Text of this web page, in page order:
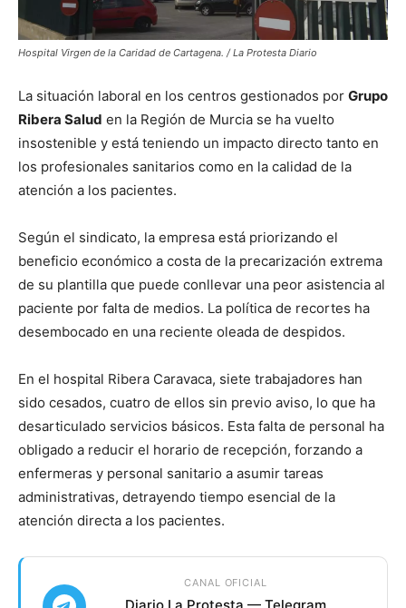
Hospital Virgen de la Caridad de Cartagena. / La Protesta Diario
La situación laboral en los centros gestionados por Grupo
Ribera Salud en la Región de Murcia se ha vuelto
insostenible y está teniendo un impacto directo tanto en
los profesionales sanitarios como en la calidad de la
atención a los pacientes.
Según el sindicato, la empresa está priorizando el
beneficio económico a costa de la precarización extrema
de su plantilla que puede conllevar una peor asistencia al
paciente por falta de medios. La política de recortes ha
desembocado en una reciente oleada de despidos.
En el hospital Ribera Caravaca, siete trabajadores han
sido cesados, cuatro de ellos sin previo aviso, lo que ha
desarticulado servicios básicos. Esta falta de personal ha
obligado a reducir el horario de recepción, forzando a
enfermeras y personal sanitario a asumir tareas
administrativas, detrayendo tiempo esencial de la
atención directa a los pacientes.
CANAL OFICIAL